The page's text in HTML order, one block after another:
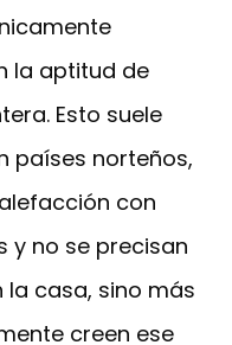
la aptitud de
Esto suele
países norteños,
con
y no se precisan
la casa, sino más
creen ese